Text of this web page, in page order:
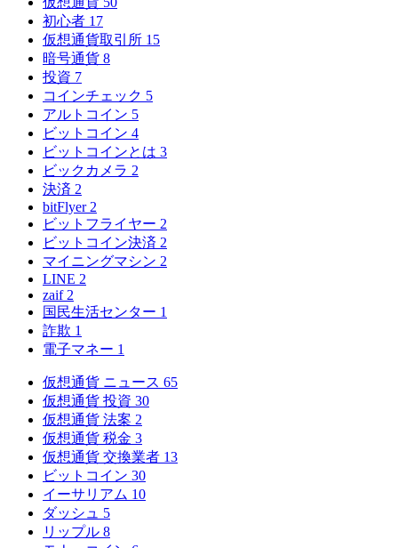
初心者 17
仮想通貨取引所 15
暗号通貨 8
投資 7
コインチェック 5
アルトコイン 5
ビットコイン 4
ビットコインとは 3
ビックカメラ 2
決済 2
bitFlyer 2
ビットフライヤー 2
ビットコイン決済 2
マイニングマシン 2
LINE 2
zaif 2
国民生活センター 1
詐欺 1
電子マネー 1
仮想通貨 ニュース 65
仮想通貨 投資 30
仮想通貨 法案 2
仮想通貨 税金 3
仮想通貨 交換業者 13
ビットコイン 30
イーサリアム 10
ダッシュ 5
リップル 8